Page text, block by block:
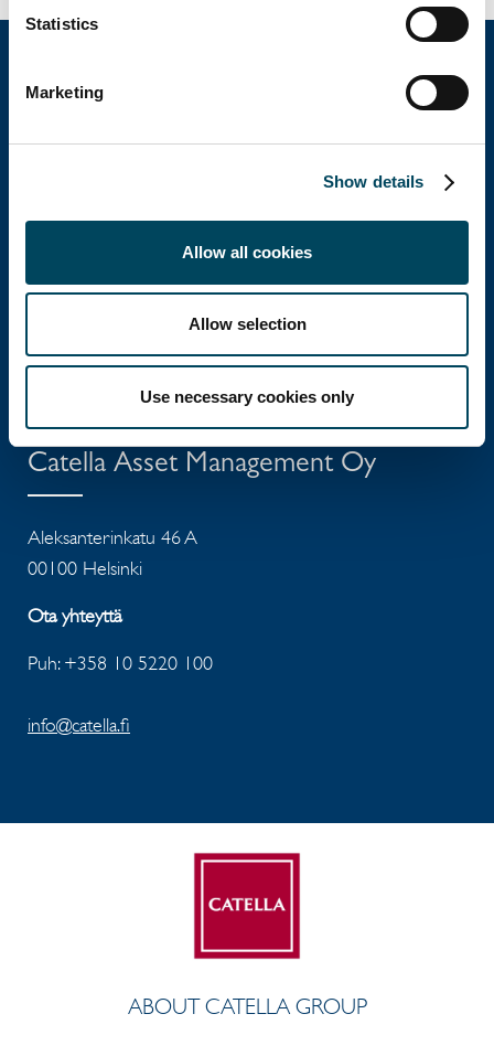
Statistics
Marketing
Show details
Allow all cookies
Allow selection
Use necessary cookies only
00100 Helsinki
Puh: +358 10 5220 100
Catella Asset Management Oy
Aleksanterinkatu 46 A
00100 Helsinki
Ota yhteyttä
Puh: +358 10 5220 100
info@catella.fi
ABOUT CATELLA GROUP